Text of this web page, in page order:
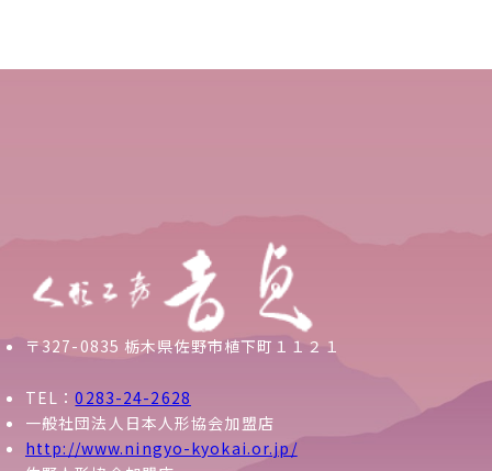
〒327-0835 栃木県佐野市植下町１１２１
TEL：0283-24-2628
一般社団法人日本人形協会加盟店
http://www.ningyo-kyokai.or.jp/